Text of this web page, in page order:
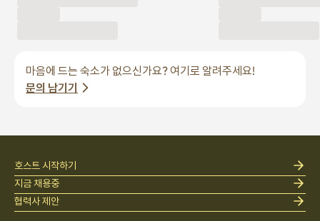
엔코 서비스
호스트 시작하기
협력사 제안